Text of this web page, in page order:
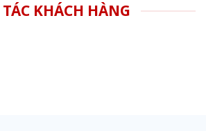
KHÁCH HÀNG